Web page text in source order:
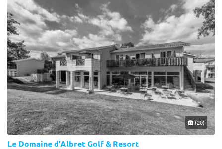
(20)
Le Domaine d'Albret Golf & Resort